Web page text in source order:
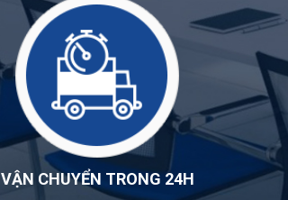
VẬN CHUYỂN TRONG 24H